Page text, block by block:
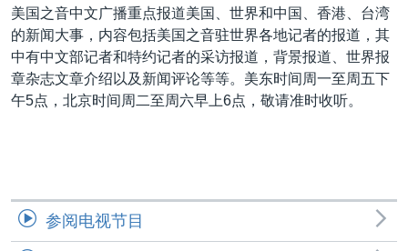
检
索
非洲
美洲
全球议题
军事
劳工
环境
国会报道
美中关系
美国建国250周年
埃博拉疫情
台海两岸关系
南中国海争端
VOA今日焦点
中文广播
关注我们
其他语言网站
美国之音中文广播重点报道美国、世界和中国、香港、台湾
的新闻大事，内容包括美国之音驻世界各地记者的报道，其
中有中文部记者和特约记者的采访报道，背景报道、世界报
章杂志文章介绍以及新闻评论等等。美东时间周一至周五下
午5点，北京时间周二至周六早上6点，敬请准时收听。
参阅电视节目